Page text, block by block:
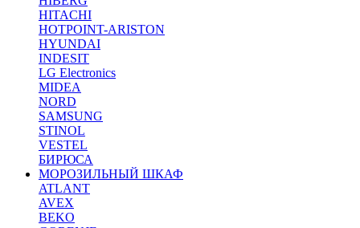
HITACHI
HOTPOINT-ARISTON
HYUNDAI
INDESIT
LG Electronics
MIDEA
NORD
SAMSUNG
STINOL
VESTEL
БИРЮСА
МОРОЗИЛЬНЫЙ ШКАФ
ATLANT
AVEX
BEKO